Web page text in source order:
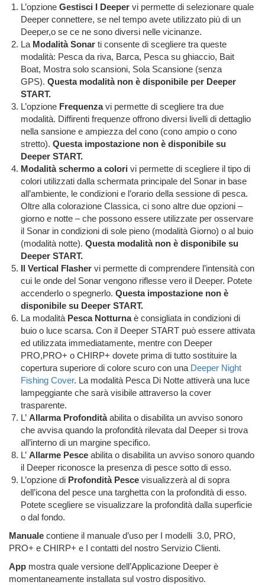
L’opzione Gestisci I Deeper vi permette di selezionare quale
Deeper connettere, se nel tempo avete utilizzato più di un
Deeper,o se ce ne sono diversi nelle vicinanze.
La Modalità Sonar ti consente di scegliere tra queste
modalità: Pesca da riva, Barca, Pesca su ghiaccio, Bait
Boat, Mostra solo scansioni, Sola Scansione (senza
GPS). Questa modalità non è disponibile per Deeper
START.
L’opzione Frequenzavi permette di scegliere tra due
modalità. Diffirenti frequenze offrono diversi livelli di dettaglio
nella sansione e ampiezza del cono (cono ampio o cono
stretto). Questa impostazione non è disponibile su
Deeper START.
Modalità schermo a colori vi permette di scegliere il tipo di
colori utilizzati dalla schermata principale del Sonar in base
all’ambiente, le condizioni e l’orario della sessione di pesca.
Oltre alla colorazione Classica, ci sono altre due opzioni –
giorno e notte – che possono essere utilizzate per osservare
il Sonar in condizioni di sole pieno (modalità Giorno) o al buio
(modalità notte). Questa modalità non è disponibile su
Deeper START.
Il Vertical Flasher vi permette di comprendere l’intensità con
cui le onde del Sonar vengono riflesse vero il Deeper. Potete
accenderlo o spegnerlo. Questa impostazione non è
disponibile su Deeper START.
La modalità Pesca Notturnaè consigliata in condizioni di
buio o luce scarsa. Con il Deeper START può essere attivata
ed utilizzata immediatamente, mentre con Deeper
PRO,PRO+ o CHIRP+ dovete prima di tutto sostituire la
copertura superiore di colore scuro con una Deeper Night
Fishing Cover. La modalità Pesca Di Notte attiverà una luce
lampeggiante che sarà visibile attraverso la cover
trasparente.
L’ Allarma Profonditàabilita o disabilita un avviso sonoro
che avvisa quando la profondità rilevata dal Deeper si trova
all’interno di un margine specifico.
L’ Allarme Pesce abilita o disabilita un avviso sonoro quando
il Deeper riconosce la presenza di pesce sotto di esso.
L’opzione di Profondità Pesce visualizzerà al di sopra
dell’icona del pesce una targhetta con la profondità di esso.
Potete scegliere se visualizzare la profondità dalla superficie
o dal fondo.
Manuale contiene il manuale d’uso per I modelli 3.0, PRO,
PRO+ e CHIRP+ e I contatti del nostro Servizio Clienti.
App mostra quale versione dell’Applicazione Deeper è
momentaneamente installata sul vostro dispositivo.